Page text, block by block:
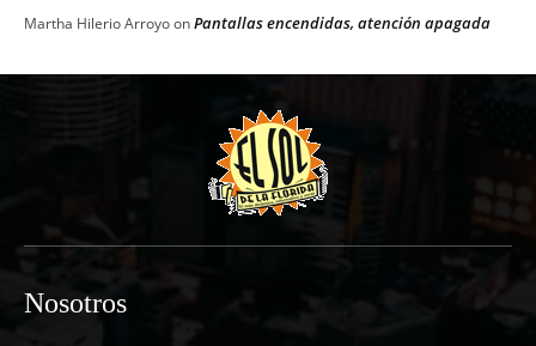
Martha Hilerio ArroyoonPantallas encendidas, atención apagada
Nosotros